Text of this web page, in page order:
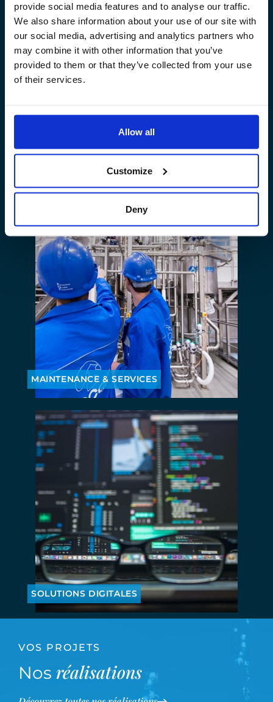
provide social media features and to analyse our traffic.
We also share information about your use of our site with
our social media, advertising and analytics partners who
may combine it with other information that you’ve
provided to them or that they’ve collected from your use
of their services.
Allow all
Customize
Deny
MAINTENANCE & SERVICES
SOLUTIONS DIGITALES
VOS PROJETS
Nos réalisations